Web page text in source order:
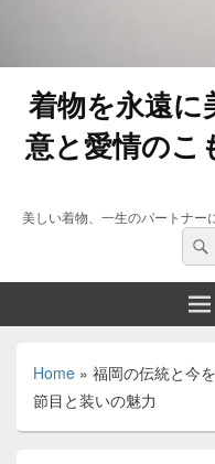
着物を永遠に
意と愛情のこ
美しい着物、一生のパートナー
検
索:
Home » 福岡の伝統と今
節目と装いの魅力